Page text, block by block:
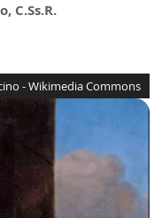
C.Ss.R.
- Wikimedia Commons